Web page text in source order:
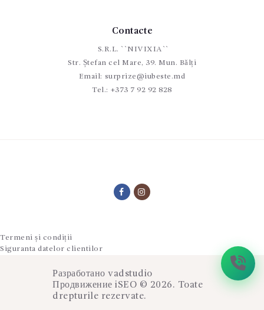
Contacte
S.R.L. ``NIVIXIA``
Str. Ștefan cel Mare, 39. Mun. Bălți
Email: surprize@iubeste.md
Tel.: +373 7 92 92 828
Termeni și condiții
Siguranta datelor clientilor
Разработано vadstudio
Продвижение iSEO © 2026. Toate
drepturile rezervate.